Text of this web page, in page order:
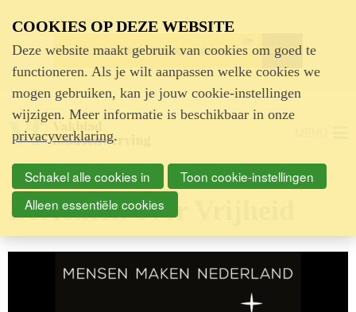
Advertentie
Berichten over Vrijheid
COOKIES OP DEZE WEBSITE
Deze website maakt gebruik van cookies om goed te
functioneren. Als je wilt aanpassen welke cookies we
mogen gebruiken, kan je jouw cookie-instellingen
wijzigen. Meer informatie is beschikbaar in onze
privacyverklaring.
Schakel alle cookies in
Toon cookie-instellingen
Alleen essentiële cookies